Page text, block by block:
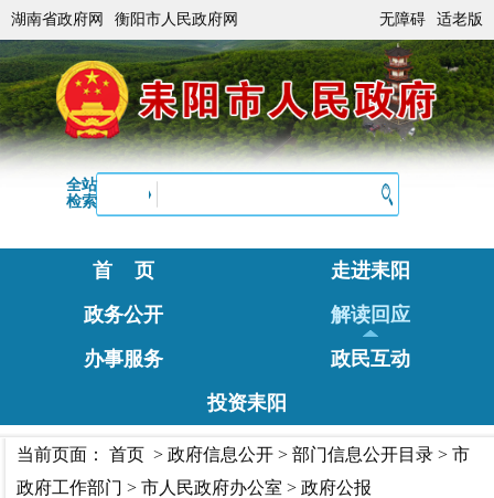
湖南省政府网 衡阳市人民政府网 无障碍 适老版
全站
检索
首 页
走进耒阳
政务公开
解读回应
办事服务
政民互动
投资耒阳
当前页面： 首页 > 政府信息公开 > 部门信息公开目录 > 市
政府工作部门 > 市人民政府办公室 > 政府公报